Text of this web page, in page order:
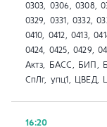
0303, 0306, 0308,
0329, 0331, 0332,
0410, 0412, 0413,
0424, 0425, 0429,
Актз, БАСС, БИП,
СпЛг, упц1, ЦВЕД,
16:20